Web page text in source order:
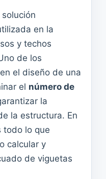
en la
y techos
de los
el diseño de una
el número de
la
la estructura. En
todo lo que
calcular y
de viguetas